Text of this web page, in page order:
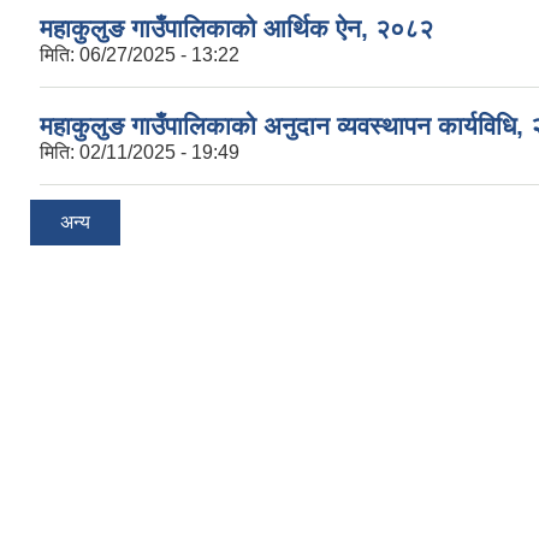
महाकुलुङ गाउँपालिकाको आर्थिक ऐन, २०८२
मिति: 06/27/2025 - 13:22
महाकुलुङ गाउँपालिकाको अनुदान व्यवस्थापन
मिति: 02/11/2025 - 19:49
अन्य